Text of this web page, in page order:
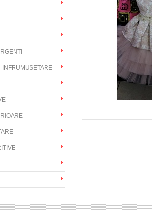
INFRUMUSETARE